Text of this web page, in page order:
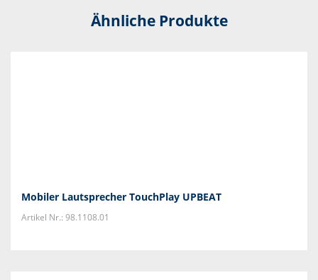
Ähnliche Produkte
Mobiler Lautsprecher TouchPlay UPBEAT
Artikel Nr.: 98.1108.01